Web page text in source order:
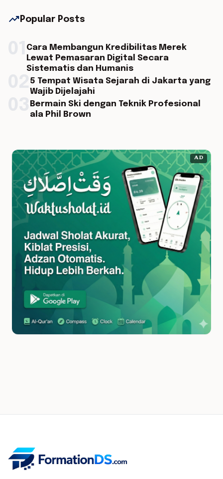
trending_up Popular Posts
Cara Membangun Kredibilitas Merek
Lewat Pemasaran Digital Secara
Sistematis dan Humanis
5 Tempat Wisata Sejarah di Jakarta yang
Wajib Dijelajahi
Bermain Ski dengan Teknik Profesional
ala Phil Brown
AD